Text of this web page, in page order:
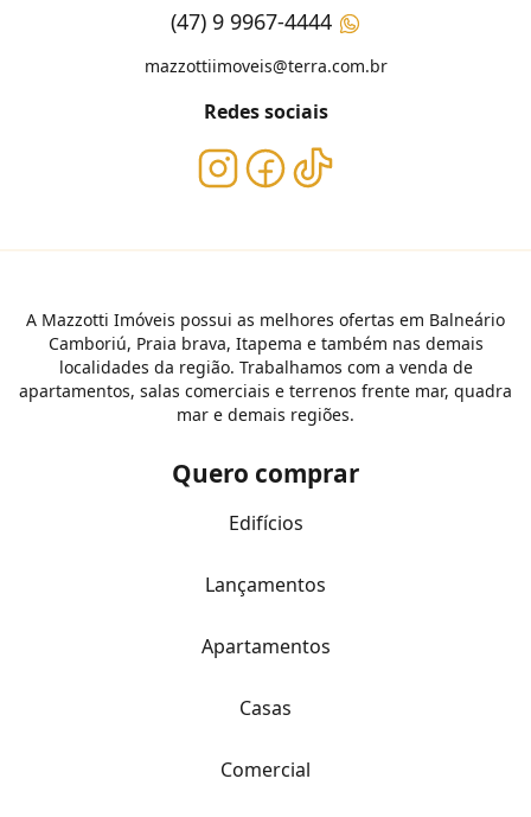
(47) 9 9967-4444
mazzottiimoveis@terra.com.br
Redes sociais
A Mazzotti Imóveis possui as melhores ofertas em Balneário
Camboriú, Praia brava, Itapema e também nas demais
localidades da região. Trabalhamos com a venda de
apartamentos, salas comerciais e terrenos frente mar, quadra
mar e demais regiões.
Quero comprar
Edifícios
Lançamentos
Apartamentos
Casas
Comercial